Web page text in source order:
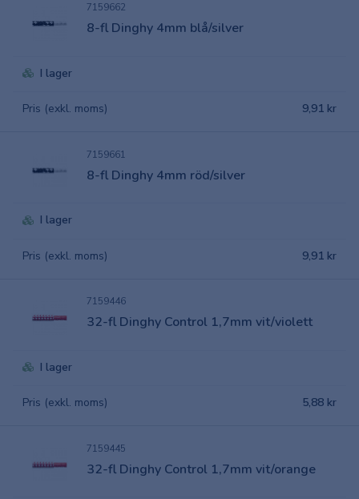
7159662
8-fl Dinghy 4mm blå/silver
I lager
Pris (exkl. moms) 9,91 kr
7159661
8-fl Dinghy 4mm röd/silver
I lager
Pris (exkl. moms) 9,91 kr
7159446
32-fl Dinghy Control 1,7mm vit/violett
I lager
Pris (exkl. moms) 5,88 kr
7159445
32-fl Dinghy Control 1,7mm vit/orange